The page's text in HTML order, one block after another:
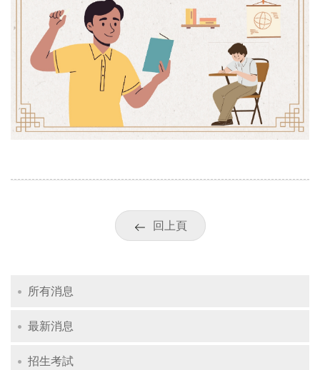
回上頁
所有消息
最新消息
招生考試